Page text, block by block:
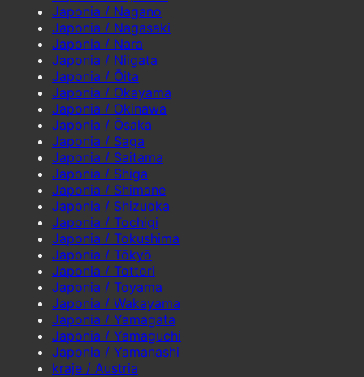
Japonia / Nagano
Japonia / Nagasaki
Japonia / Nara
Japonia / Niigata
Japonia / Ōita
Japonia / Okayama
Japonia / Okinawa
Japonia / Ōsaka
Japonia / Saga
Japonia / Saitama
Japonia / Shiga
Japonia / Shimane
Japonia / Shizuoka
Japonia / Tochigi
Japonia / Tokushima
Japonia / Tōkyō
Japonia / Tottori
Japonia / Toyama
Japonia / Wakayama
Japonia / Yamagata
Japonia / Yamaguchi
Japonia / Yamanashi
kraje / Austria